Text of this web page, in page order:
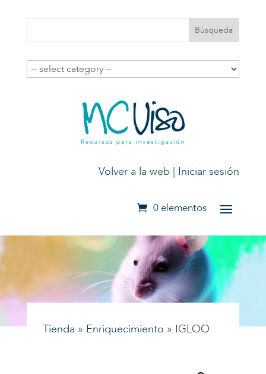
Volver a la web | Iniciar sesión
0 elementos
Tienda » Enriquecimiento » IGLOO